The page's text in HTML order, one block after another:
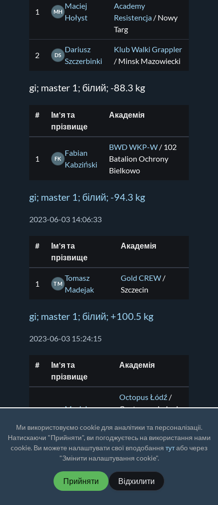
1 MH
Maciej
Hołyst
Academy
Resistencja / Nowy
Targ
2 DS
Dariusz
Szczerbinki
Klub Walki Grappler
/ Minsk Mazowiecki
gi; master 1; білий; -88.3 kg
#
Ім'я та
прізвище
Академія
1 FK
Fabian
Kabziński
BWD WKP-W / 102
Batalion Ochrony
Bielkowo
gi; master 1; білий; -94.3 kg
2023-06-03 14:06:33
#
Ім'я та
прізвище
Академія
1 TM
Tomasz
Madejak
Gold CREW /
Szczecin
gi; master 1; білий; +100.5 kg
2023-06-03 15:24:15
#
Ім'я та
прізвище
Академія
Maciej
Octopus Łódź /
Centrum szkolenia
w Sieradzu
SN
Szymon
Maximus Fight
Marcin
16 Dywizja
Ми використовуємо cookie для аналітики та персоналізації.
Натискаючи "Прийняти", ви погоджуєтесь на використання нами
cookie. Ви можете налаштувати свої вподобання тутабо через
"Змінити налаштування cookie".
Прийняти Відхилити